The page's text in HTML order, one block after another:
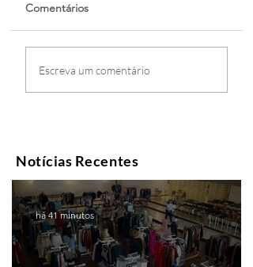
Comentários
Escreva um comentário
Notícias Recentes
há 41 minutos